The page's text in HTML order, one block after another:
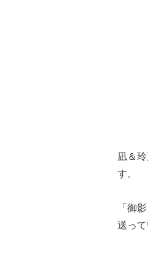
凪＆
す。
「御
送って